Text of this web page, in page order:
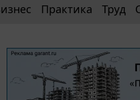
Практика Труд